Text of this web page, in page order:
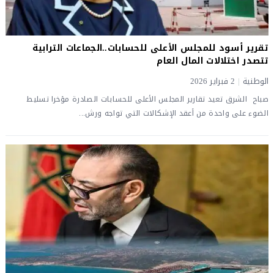
تقرير أسود للمجلس الأعلى للحسابات..الجماعات الترابية
تتصدر اختلالات المال العام
الوطنية 2 فبراير 2026
صباح الشرق تعيد تقارير المجلس الأعلى للحسابات الصادرة مؤخرا تسليط
الضوء على واحدة من أعقد الإشكالات التي تواجه ورش...